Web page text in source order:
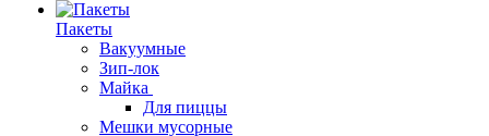
Пакеты
Вакуумные
Зип-лок
Майка
Для пиццы
Мешки мусорные